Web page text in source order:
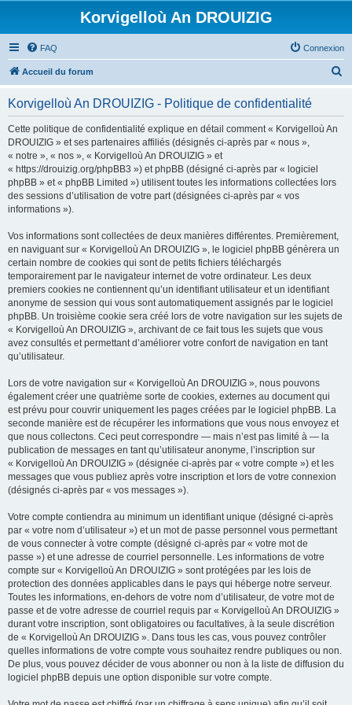
Korvigelloù An DROUIZIG
FAQ Connexion
Accueil du forum
Korvigelloù An DROUIZIG - Politique de confidentialité
Cette politique de confidentialité explique en détail comment « Korvigelloù An
DROUIZIG » et ses partenaires affiliés (désignés ci-après par « nous »,
« notre », « nos », « Korvigelloù An DROUIZIG » et
« https://drouizig.org/phpBB3 ») et phpBB (désigné ci-après par « logiciel
phpBB » et « phpBB Limited ») utilisent toutes les informations collectées lors
des sessions d’utilisation de votre part (désignées ci-après par « vos
informations »).
Vos informations sont collectées de deux manières différentes. Premièrement,
en naviguant sur « Korvigelloù An DROUIZIG », le logiciel phpBB génèrera un
certain nombre de cookies qui sont de petits fichiers téléchargés
temporairement par le navigateur internet de votre ordinateur. Les deux
premiers cookies ne contiennent qu’un identifiant utilisateur et un identifiant
anonyme de session qui vous sont automatiquement assignés par le logiciel
phpBB. Un troisième cookie sera créé lors de votre navigation sur les sujets de
« Korvigelloù An DROUIZIG », archivant de ce fait tous les sujets que vous
avez consultés et permettant d’améliorer votre confort de navigation en tant
qu’utilisateur.
Lors de votre navigation sur « Korvigelloù An DROUIZIG », nous pouvons
également créer une quatrième sorte de cookies, externes au document qui
est prévu pour couvrir uniquement les pages créées par le logiciel phpBB. La
seconde manière est de récupérer les informations que vous nous envoyez et
que nous collectons. Ceci peut correspondre — mais n’est pas limité à — la
publication de messages en tant qu’utilisateur anonyme, l’inscription sur
« Korvigelloù An DROUIZIG » (désignée ci-après par « votre compte ») et les
messages que vous publiez après votre inscription et lors de votre connexion
(désignés ci-après par « vos messages »).
Votre compte contiendra au minimum un identifiant unique (désigné ci-après
par « votre nom d’utilisateur ») et un mot de passe personnel vous permettant
de vous connecter à votre compte (désigné ci-après par « votre mot de
passe ») et une adresse de courriel personnelle. Les informations de votre
compte sur « Korvigelloù An DROUIZIG » sont protégées par les lois de
protection des données applicables dans le pays qui héberge notre serveur.
Toutes les informations, en-dehors de votre nom d’utilisateur, de votre mot de
passe et de votre adresse de courriel requis par « Korvigelloù An DROUIZIG »
durant votre inscription, sont obligatoires ou facultatives, à la seule discrétion
de « Korvigelloù An DROUIZIG ». Dans tous les cas, vous pouvez contrôler
quelles informations de votre compte vous souhaitez rendre publiques ou non.
De plus, vous pouvez décider de vous abonner ou non à la liste de diffusion du
logiciel phpBB depuis une option disponible sur votre compte.